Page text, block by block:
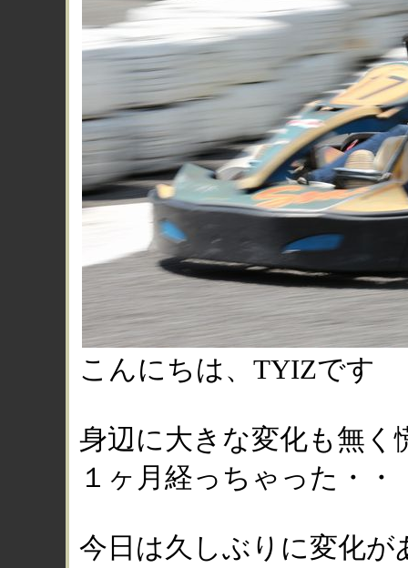
こんにちは、TYIZです
身辺に大きな変化も無
１ヶ月経っちゃった・・
今日は久しぶりに変化が